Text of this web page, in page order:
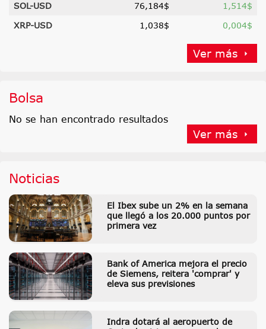
SOL-USD
76,184$
1,514$
XRP-USD
1,038$ 0,004$
Ver más
Bolsa
No se han encontrado resultados
Ver más
Noticias
El Ibex sube un 2% en la semana
que llegó a los 20.000 puntos por
primera vez
Bank of America mejora el precio
de Siemens, reitera 'comprar' y
eleva sus previsiones
Indra dotará al aeropuerto de